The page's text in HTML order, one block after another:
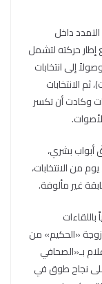
داخل
إطار حركته لتشمل
«التغييري»، منذ انتفاضة تشرين 2019، وصولاً إلى انتخابات
من الأصوات)، ثم الانتخابات
وكادت أن تكسر
أبواب بشري،
من الانتخابات،
غير مألوفة.
زوجة «الحكيم» من
بـ«الصحافي
على نجاح طوق في